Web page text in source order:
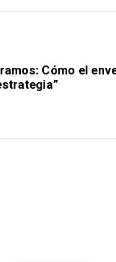
Cómo el